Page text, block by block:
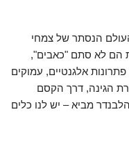
הנסתר של צמחי
הם לא סתם "כאבים",
אלגנטיים, עמוקים
הגינה, דרך הקסם
מביא – יש לנו כלים